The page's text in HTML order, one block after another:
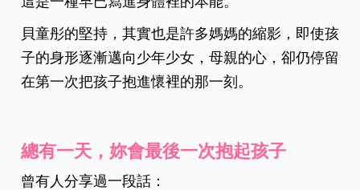
貝童彤的堅持，其實也是許多媽媽的縮影，即使孩
子的身形逐漸邁向少年少女，母親的心，卻仍停留
在第一次把孩子抱進懷裡的那一刻。
總有一天，妳會最後一次抱起孩子
曾有人分享過一段話：